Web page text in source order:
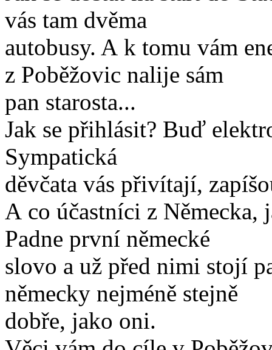
vás tam dvěma
autobusy. A k tomu vám
z Poběžovic nalije sám
pan starosta...
Jak se přihlásit? Buď
Sympatická
děvčata vás přivítají,
A co účastníci z Německa,
Padne první německé
slovo a už před nimi stojí
německy nejméně stejně
dobře, jako oni.